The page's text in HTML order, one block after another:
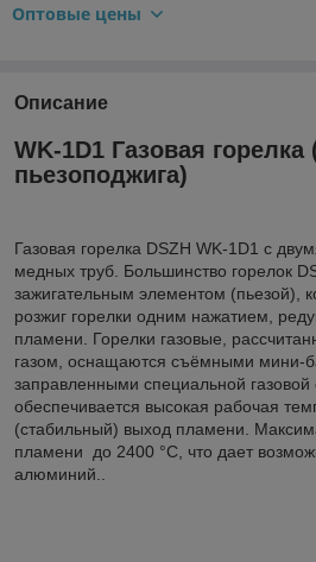
Оптовые цены
Описание
WK-1D1 Газовая горелка
пьезоподжига)
Газовая горелка DSZH WK-1D1 с
медных труб. Большинство горелок
зажигательным элементом (пьезой),
розжиг горелки одним нажатием,
пламени. Горелки газовые,
газом, оснащаются съёмными мини-
заправленными специальной
обеспечивается высокая рабочая
(стабильный) выход пламени.
пламени до 2400 °C, что дает
алюминий..